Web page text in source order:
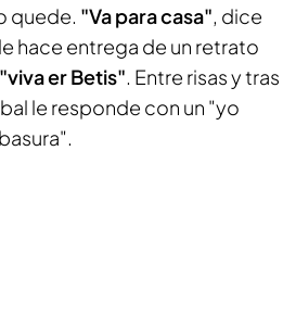
quede. "Va para casa", dice
hace entrega de un retrato
"viva er Betis". Entre risas y tras
le responde con un "yo